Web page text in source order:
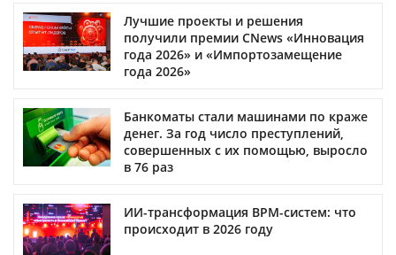
Лучшие проекты и решения
получили премии CNews «Инновация
года 2026» и «Импортозамещение
года 2026»
Банкоматы стали машинами по краже
денег. За год число преступлений,
совершенных с их помощью, выросло
в 76 раз
ИИ-трансформация BPM-систем: что
происходит в 2026 году